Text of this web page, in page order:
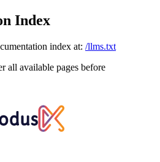
Index
index at: /llms.txt
all available pages before